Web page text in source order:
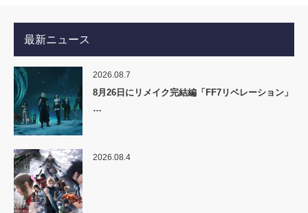
最新ニュース
2026.08.7
8月26日にリメイク完結編「FF7リベレーション」
…
2026.08.4